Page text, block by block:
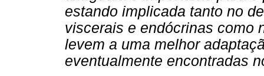
estando implicada tanto no
viscerais e endócrinas como
levem a uma melhor
eventualmente encontradas